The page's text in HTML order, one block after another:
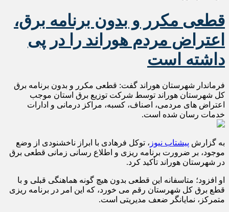
قطعی مکرر و بدون برنامه برق،
اعتراض مردم هوراند را در پی
داشته است
فرماندار شهرستان هوراند گفت: قطعی مکرر و بدون برنامه برق
کل شهرستان هوراند توسط شرکت توزیع برق استان موجب
اعتراض های مردمی، اصناف، کسبه، مراکز درمانی و ادارات
خدمات رسان شده است.
به گزارش پیشتاب نیوز ، توکل فرهادی با ابراز ناخشنودی از وضع
موجود، بر ضرورت برنامه ریزی و اطلاع رسانی زمانی قطعی برق
در شهرستان هوراند تأکید کرد.
او افزود؛ متاسفانه این قطعی بدون هیچ گونه هماهنگی قبلی و با
قطع برق کل شهرستان رقم می خورد، که این امر در برنامه ریزی
متمرکز، نمایانگر ضعف مدیریتی است.